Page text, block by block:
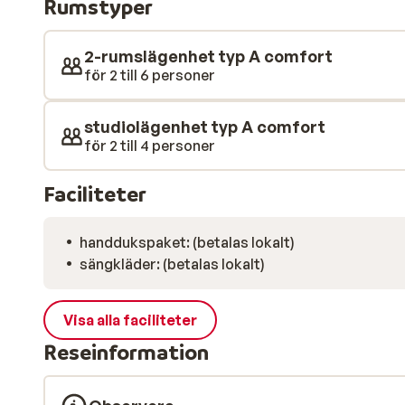
allmänna liften som tar dig till distriktet Flaine
centrumet eller njuta av utsökt fransk middag, i en
Rumstyper
2-rumslägenhet typ A comfort
för 2 till 6 personer
studiolägenhet typ A comfort
för 2 till 4 personer
Faciliteter
handdukspaket: (betalas lokalt)
sängkläder: (betalas lokalt)
Visa alla faciliteter
Reseinformation